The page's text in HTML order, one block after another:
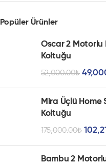
Düşünür..
FitChair koltukları ile
İletişime
Popüler Ürünler
Oscar 2 Motorlu
Koltuğu
52,000.00₺
Mira Üçlü Home
Koltuğu
175,000.00₺
Bambu 2